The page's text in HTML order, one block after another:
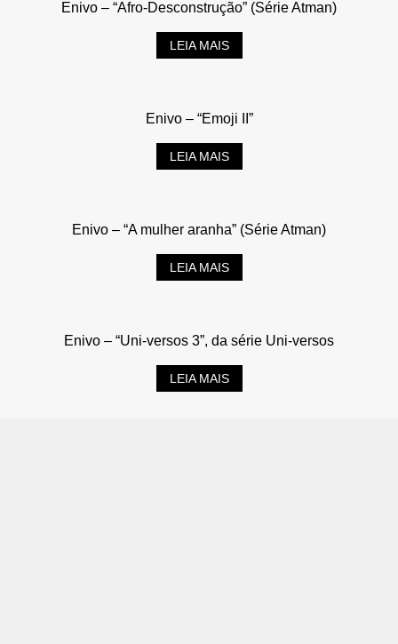
Enivo – “Afro-Desconstrução” (Série Atman)
LEIA MAIS
Enivo – “Emoji II”
LEIA MAIS
Enivo – “A mulher aranha” (Série Atman)
LEIA MAIS
Enivo – “Uni-versos 3”, da série Uni-versos
LEIA MAIS